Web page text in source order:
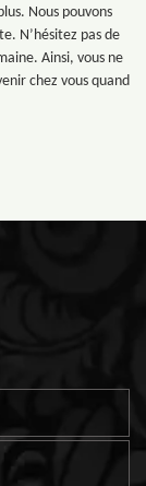
Nous pouvons
N’hésitez pas de
Ainsi, vous ne
chez vous quand